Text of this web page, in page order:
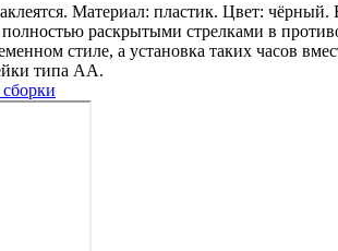
Материал: пластик. Цвет:
раскрытыми стрелками в
стиле, а установка таких часов
типа АА.